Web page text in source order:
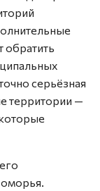
обратить
серьёзная
территории —